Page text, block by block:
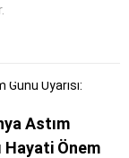
Astım
Hayati Önem